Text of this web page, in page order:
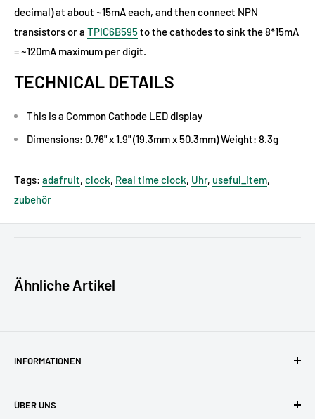
decimal) at about ~15mA each, and then connect NPN
transistorsor a TPIC6B595to the cathodes to sink the 8*15mA
= ~120mA maximum per digit.
TECHNICAL DETAILS
This is a Common Cathode LED display
Dimensions: 0.76" x 1.9" (19.3mm x 50.3mm) Weight: 8.3g
Tags: adafruit, clock, Real time clock, Uhr, useful_item,
zubehör
Deutschland, support [@] pi3g.com
GPSR - Wirtschaftsakteur:
support [@] pi3g.com
Ähnliche Artikel
INFORMATIONEN
Datenschutzerklärung
ÜBER UNS